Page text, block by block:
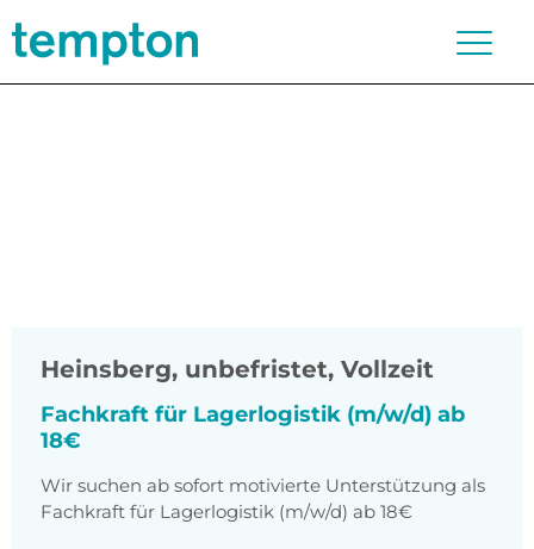
Heinsberg, unbefristet, Vollzeit
Fachkraft für Lagerlogistik (m/w/d) ab
18€
Wir suchen ab sofort motivierte Unterstützung als
Fachkraft für Lagerlogistik (m/w/d) ab 18€